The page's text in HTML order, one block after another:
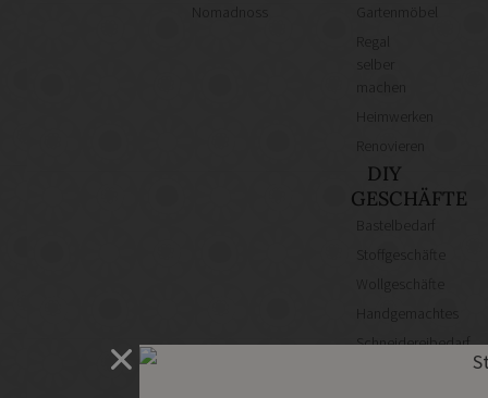
Nomadnoss
Gartenmöbel
Regal
Heimwerken
DIY
GESCHÄFTE
Bastelbedarf
Stoffgeschäfte
Wollgeschäfte
Handgemachtes
Schneidereibedarf
Handarbeitszubehör